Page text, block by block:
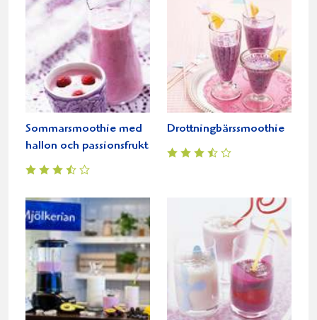
Sommarsmoothie med
hallon och passionsfrukt
Drottningbärssmoothie